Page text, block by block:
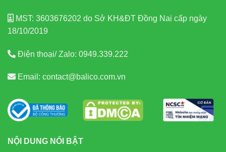
MST: 3603676202 do Sở KH&ĐT Đồng Nai cấp ngày
18/10/2019
Điện thoại/ Zalo: 0949.339.222
Email: contact@balico.com.vn
NỘI DUNG NỔI BẬT